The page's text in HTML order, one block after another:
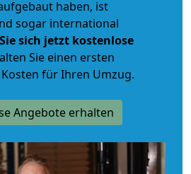
haben, ist
sogar international
sich jetzt kostenlose
Sie einen ersten
für Ihren Umzug.
Angebote erhalten